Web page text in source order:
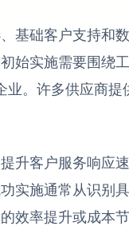
基础客户支持和
始实施需要围绕
。许多供应商
升客户服务响应
实施通常从识别
效率提升或成本